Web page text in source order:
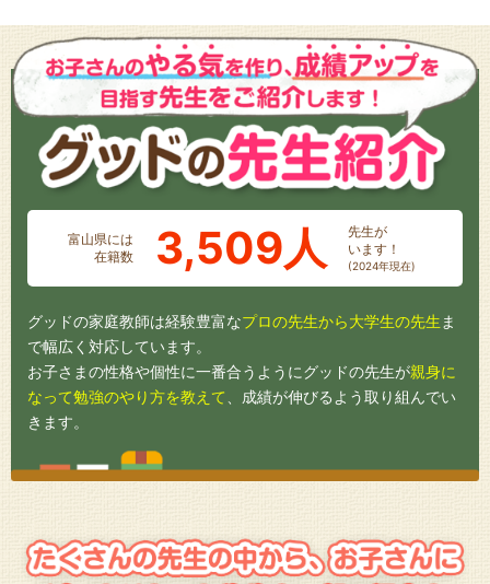
富山県には
在籍数
3,509人
先生が
います！
(2024年現在)
グッドの家庭教師は経験豊富なプロの先生から大学生の先生 ま
で幅広く対応しています。
お子さまの性格や個性に一番合うようにグッドの先生が親身に
なって勉強のやり方を教えて
、成績が伸びるよう取り組んでい
きます。